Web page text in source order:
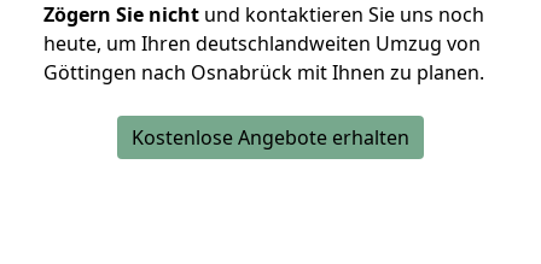
Zögern Sie nicht und kontaktieren Sie uns noch
heute, um Ihren deutschlandweiten Umzug von
Göttingen nach Osnabrück mit Ihnen zu planen.
Kostenlose Angebote erhalten